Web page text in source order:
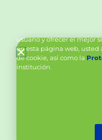
usuario y ofrecer el mejor
en esta página web,
de cookie, así como la
institución.